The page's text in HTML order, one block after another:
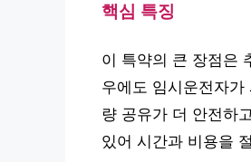
핵심 특징
이 특약의 큰 장점은
우에도 임시운전자
량 공유가 더 안전하
있어 시간과 비용을